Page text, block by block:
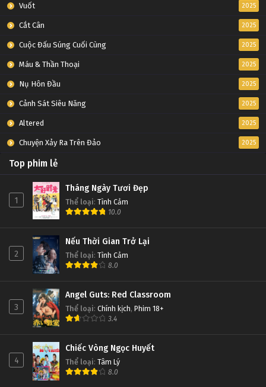
Vuốt 2025
Cắt Cân 2025
Cuộc Đấu Súng Cuối Cùng 2025
Máu & Thần Thoại 2025
Nụ Hôn Đầu 2025
Cảnh Sát Siêu Năng 2025
Altered 2025
Chuyện Xảy Ra Trên Đảo 2025
Top phim lẻ
1
Tháng Ngày Tươi Đẹp
Thể loại: Tình Cảm
10.0
2
Nếu Thời Gian Trở Lại
Thể loại: Tình Cảm
8.0
3
Angel Guts: Red Classroom
Thể loại: Chính kịch, Phim 18+
3.4
4
Chiếc Vòng Ngọc Huyết
Thể loại: Tâm Lý
8.0